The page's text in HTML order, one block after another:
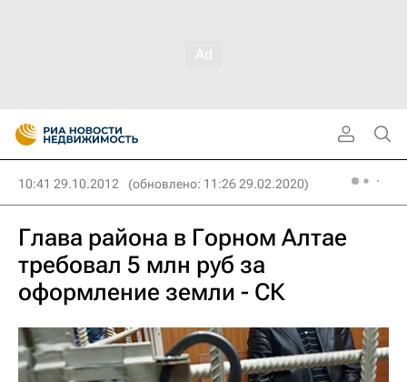
10:41 29.10.2012 (обновлено: 11:26 29.02.2020)
Глава района в Горном Алтае
требовал 5 млн руб за
оформление земли - СК